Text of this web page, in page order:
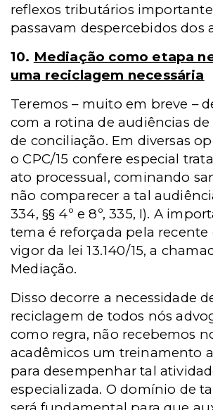
reflexos tributários
passavam despercebidos dos
10. Mediação como etapa
uma reciclagem necessária
Teremos – muito em breve –
com a rotina de audiências de
de conciliação. Em diversas
o CPC/15 confere especial
ato processual, cominando
não comparecer a tal
334, §§ 4º e 8º, 335, I). A
tema é reforçada pela recente
vigor da lei 13.140/15, a
Mediação.
Disso decorre a necessidade
reciclagem de todos nós
como regra, não recebemos
acadêmicos um treinamento
para desempenhar tal
especializada. O domínio de